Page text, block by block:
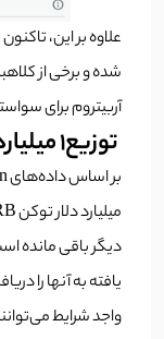
علاوه بر این،
شده و برخی از
آربیتروم برای
توزیع۱ میلیارد توکن ARB
یافته به آنها را
واجد شرایط